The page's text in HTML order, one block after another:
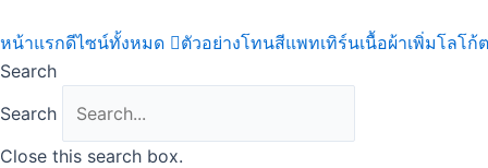
to
content
หน้าแรกดีไซน์ทั้งหมด ตัวอย่างโทนสีแพทเทิร์นเนื้อผ้าเพิ่มโลโก้
Search
Search
Close this search box.